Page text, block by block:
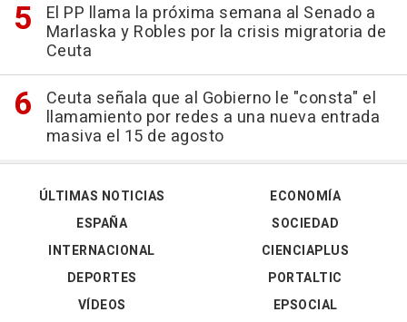
El PP llama la próxima semana al Senado a
Marlaska y Robles por la crisis migratoria de
Ceuta
Ceuta señala que al Gobierno le "consta" el
llamamiento por redes a una nueva entrada
masiva el 15 de agosto
ÚLTIMAS NOTICIAS
ESPAÑA
INTERNACIONAL
DEPORTES
VÍDEOS
ECONOMÍA
SOCIEDAD
CIENCIAPLUS
PORTALTIC
EPSOCIAL